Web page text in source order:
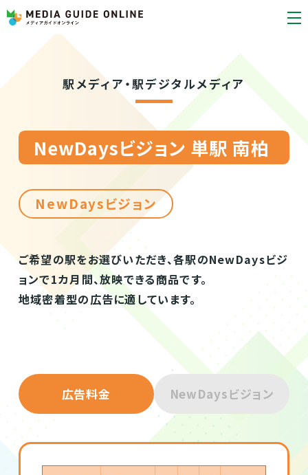
駅メディア・駅デジタルメディア
NewDaysビジョン 単駅 南柏
NewDaysビジョン
ご希望の駅をお選びいただき、各駅のNewDaysビジ
ョンで1カ月間、放映できる商品です。
地域密着型の広告に適しています。
広告料金 NewDaysビジョン